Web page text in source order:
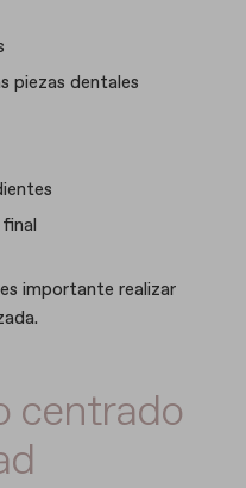
piezas dentales
importante realizar
centrado